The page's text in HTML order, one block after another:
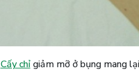
Cấy chỉgiảm mỡ ở bụng mang